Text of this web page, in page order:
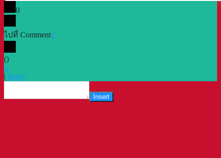
0
ไปที่ Commentx
()
x
| Reply
Insert